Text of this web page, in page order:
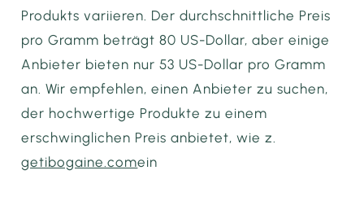
Produkts variieren. Der durchschnittliche Preis
pro Gramm beträgt 80 US-Dollar, aber einige
Anbieter bieten nur 53 US-Dollar pro Gramm
an. Wir empfehlen, einen Anbieter zu suchen,
der hochwertige Produkte zu einem
erschwinglichen Preis anbietet, wie z.
getibogaine.comein